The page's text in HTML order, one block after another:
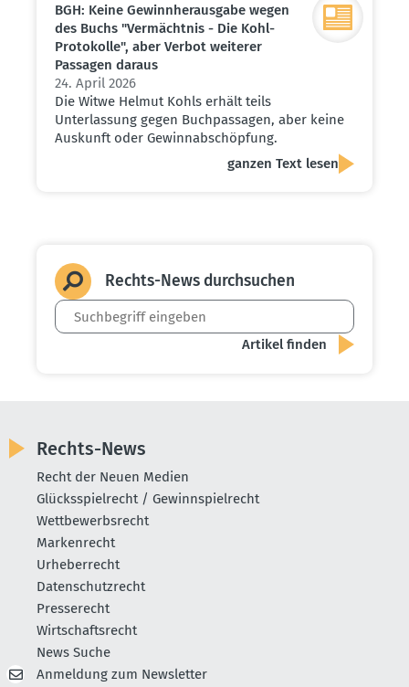
BGH: Keine Gewinn­her­ausgabe wegen
des Buchs "Vermächtnis - Die Kohl-
Proto­kolle", aber Verbot weiterer
Passagen daraus
24. April 2026
Die Witwe Helmut Kohls erhält teils
Unterlassung gegen Buchpassagen, aber keine
Auskunft oder Gewinnabschöpfung.
ganzen Text lesen
Rechts-News durch­suchen
Rechts-News
Recht der Neuen Medien
Glücksspielrecht / Gewinnspielrecht
Wettbewerbsrecht
Markenrecht
Urheberrecht
Datenschutzrecht
Presserecht
Wirtschaftsrecht
News Suche
Anmeldung zum Newsletter